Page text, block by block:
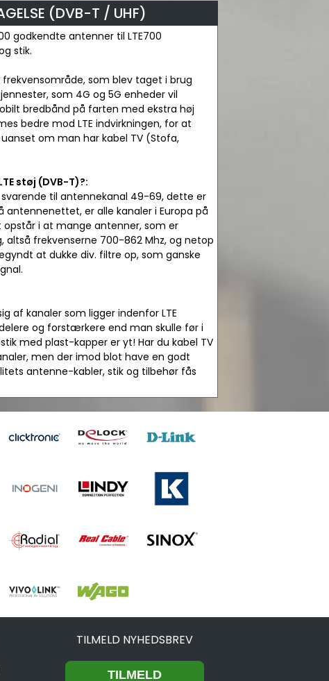
(DVB-T / UHF)
godkendte antenner til LTE700
stik.
som blev taget i brug
som 4G og 5G enheder vil
bredbånd på farten med ekstra høj
bedre mod LTE indvirkningen, for at
om man har kabel TV (Stofa,
støj (DVB-T)?:
til antennekanal 49-69, dette er
antennenettet, er alle kanaler i Europa på
i at mange antenner, som er
frekvenserne 700-862 Mhz, og netop
at dukke div. filtre op, som ganske
af kanaler som ligger indenfor LTE
og forstærkere end man skulle før i
med plast-kapper er yt! Har du kabel TV
men der imod blot have en godt
antenne-kabler, stik og tilbehør fås
TILMELD NYHEDSBREV